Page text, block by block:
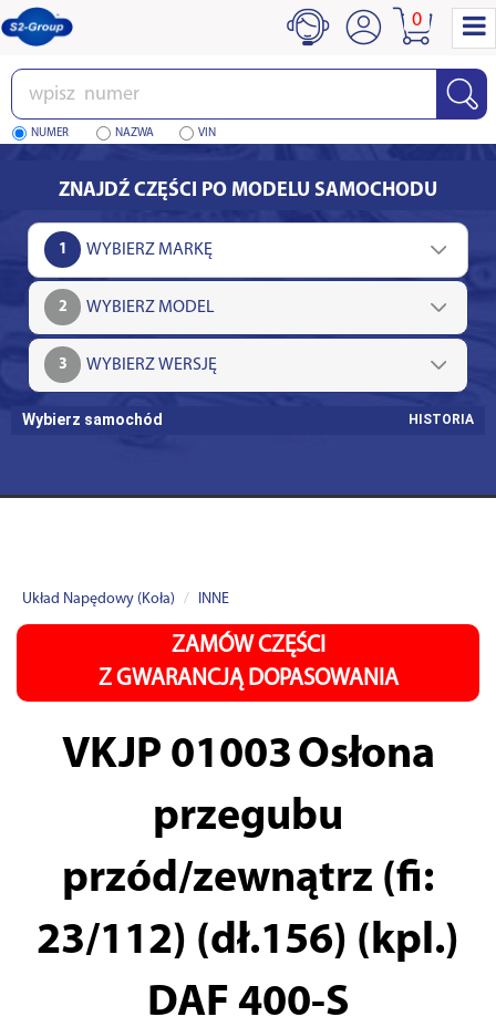
Wpisz
numer
NUMER NAZWA VIN
0
ZNAJDŹ CZĘŚCI PO MODELU SAMOCHODU
1
2
3
Wybierz samochód HISTORIA
Układ Napędowy (Koła) INNE
ZAMÓW CZĘŚCI
Z GWARANCJĄ DOPASOWANIA
VKJP 01003 Osłona
przegubu
przód/zewnątrz (fi:
23/112) (dł.156) (kpl.)
DAF 400-S